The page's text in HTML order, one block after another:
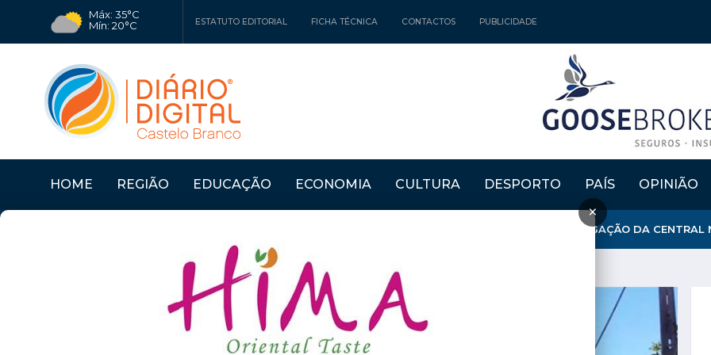
Máx: 35°C
Mín: 20°C
ESTATUTO EDITORIAL FICHA TÉCNICA CONTACTOS PUBLICIDADE
HOME REGIÃO EDUCAÇÃO ECONOMIA CULTURA DESPORTO PAÍS OPINIÃO
×
VERDES APELAM AO GOVERNO PARA QUE SE OPONHA À PRORROGAÇÃO DA CENTRAL